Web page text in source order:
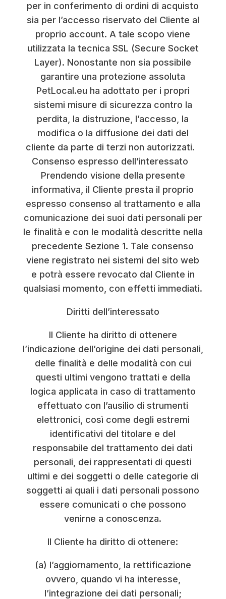
per in conferimento di ordini di acquisto
sia per l’accesso riservato del Cliente al
proprio account. A tale scopo viene
utilizzata la tecnica SSL (Secure Socket
Layer). Nonostante non sia possibile
garantire una protezione assoluta
PetLocal.eu ha adottato per i propri
sistemi misure di sicurezza contro la
perdita, la distruzione, l’accesso, la
modifica o la diffusione dei dati del
cliente da parte di terzi non autorizzati.
Consenso espresso dell’interessato
Prendendo visione della presente
informativa, il Cliente presta il proprio
espresso consenso al trattamento e alla
comunicazione dei suoi dati personali per
le finalità e con le modalità descritte nella
precedente Sezione 1. Tale consenso
viene registrato nei sistemi del sito web
e potrà essere revocato dal Cliente in
qualsiasi momento, con effetti immediati.
Diritti dell’interessato
Il Cliente ha diritto di ottenere
l’indicazione dell’origine dei dati personali,
delle finalità e delle modalità con cui
questi ultimi vengono trattati e della
logica applicata in caso di trattamento
effettuato con l’ausilio di strumenti
elettronici, così come degli estremi
identificativi del titolare e del
responsabile del trattamento dei dati
personali, dei rappresentati di questi
ultimi e dei soggetti o delle categorie di
soggetti ai quali i dati personali possono
essere comunicati o che possono
venirne a conoscenza.
Il Cliente ha diritto di ottenere:
(a) l’aggiornamento, la rettificazione
ovvero, quando vi ha interesse,
l’integrazione dei dati personali;